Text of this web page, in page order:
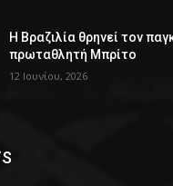
Η Βραζιλία θρηνεί τον
πρωταθλητή Μπρίτο
12 Ιουνίου, 2026